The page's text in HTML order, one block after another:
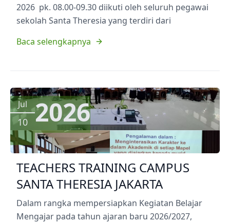
2026 pk. 08.00-09.30 diikuti oleh seluruh pegawai
sekolah Santa Theresia yang terdiri dari
Baca selengkapnya
Jul
10 2026
TEACHERS TRAINING CAMPUS
SANTA THERESIA JAKARTA
Dalam rangka mempersiapkan Kegiatan Belajar
Mengajar pada tahun ajaran baru 2026/2027,